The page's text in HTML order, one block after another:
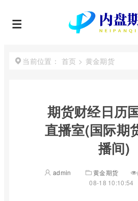
当前位置： 首页 > 黄金期货
期货财经日历
直播室(国际期
播间)
admin 黄金期货
08-18 10:10:54